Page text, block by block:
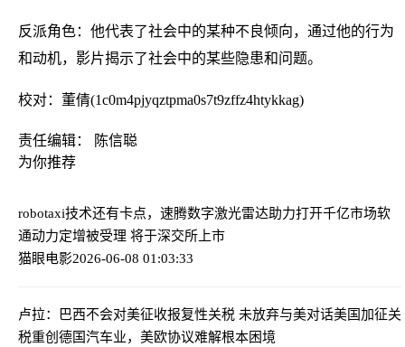
反派角色：他代表了社会中的某种不良倾向，通过他的行为
和动机，影片揭示了社会中的某些隐患和问题。
校对：董倩(1c0m4pjyqztpma0s7t9zffz4htykkag)
责任编辑： 陈信聪
为你推荐
robotaxi技术还有卡点，速腾数字激光雷达助力打开千亿市场软
通动力定增被受理 将于深交所上市
猫眼电影2026-06-08 01:03:33
卢拉：巴西不会对美征收报复性关税 未放弃与美对话美国加征关
税重创德国汽车业，美欧协议难解根本困境